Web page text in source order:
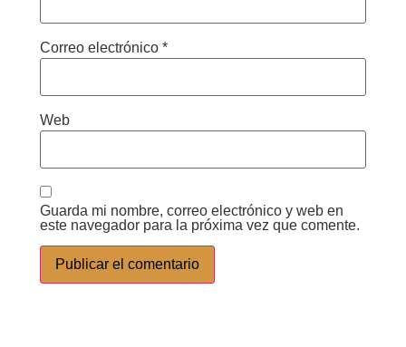
Correo electrónico *
Web
Guarda mi nombre, correo electrónico y web en
este navegador para la próxima vez que comente.